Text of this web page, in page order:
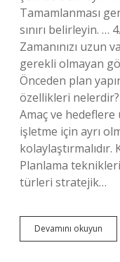
Tamamlanması
sınırı belirleyin. …
Zamanınızı uzun
gerekli olmayan
Önceden plan
özellikleri nelerdir?
Amaç ve hedeflere
işletme için ayrı
Planlama
türleri stratejik…
Devamını okuyun
Bir